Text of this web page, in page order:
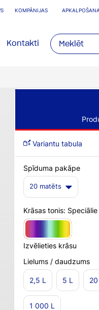
KOMPĀNIJAS APKALPOŠANA
Kontakti
Variantu tabula
Spīduma pakāpe
20 matēts
Krāsas tonis:
Izvēlieties krāsu
Lielums / daudzums
2,5 L 5 L
1 000 L